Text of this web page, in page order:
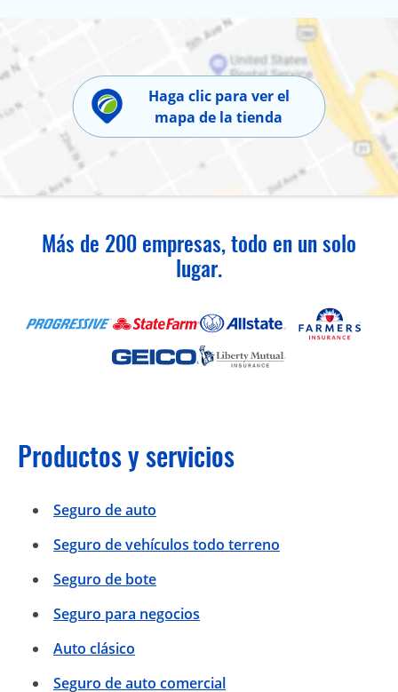
Haga clic para ver el
mapa de la tienda
Más de 200 empresas, todo en un solo
lugar.
Productos y servicios
Seguro de auto
Seguro de vehículos todo terreno
Seguro de bote
Seguro para negocios
Auto clásico
Seguro de auto comercial